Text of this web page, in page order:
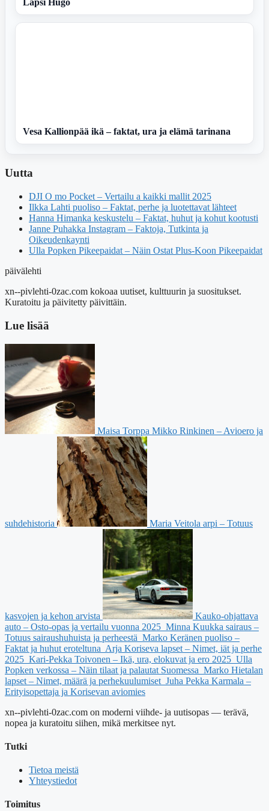
Lapsi Hugo
Vesa Kallionpää ikä – faktat, ura ja elämä tarinana
Uutta
DJI O mo Pocket – Vertailu a kaikki mallit 2025
Ilkka Lahti puoliso – Faktat, perhe ja luotettavat lähteet
Hanna Himanka keskustelu – Faktat, huhut ja kohut kootusti
Janne Puhakka Instagram – Faktoja, Tutkinta ja
Oikeudenkaynti
Ulla Popken Pikeepaidat – Näin Ostat Plus-Koon Pikeepaidat
päivälehti
xn--pivlehti-0zac.com kokoaa uutiset, kulttuurin ja suositukset.
Kuratoitu ja päivitetty päivittäin.
Lue lisää
Maisa Torppa Mikko Rinkinen – Avioero ja
suhdehistoria Maria Veitola arpi – Totuus
kasvojen ja kehon arvista
Kauko-ohjattava
auto – Osto-opas ja vertailu vuonna 2025 Minna Kuukka sairaus –
Totuus sairaushuhuista ja perheestä Marko Keränen puoliso –
Faktat ja huhut eroteltuna Arja Koriseva lapset – Nimet, iät ja perhe
2025 Kari-Pekka Toivonen – Ikä, ura, elokuvat ja ero 2025 Ulla
Popken verkossa – Näin tilaat ja palautat Suomessa Marko Hietalan
lapset – Nimet, määrä ja perhekuulumiset Juha Pekka Karmala –
Erityisopettaja ja Korisevan aviomies
xn--pivlehti-0zac.com on moderni viihde- ja uutisopas — terävä,
nopea ja kuratoitu siihen, mikä merkitsee nyt.
Tutki
Tietoa meistä
Yhteystiedot
Toimitus